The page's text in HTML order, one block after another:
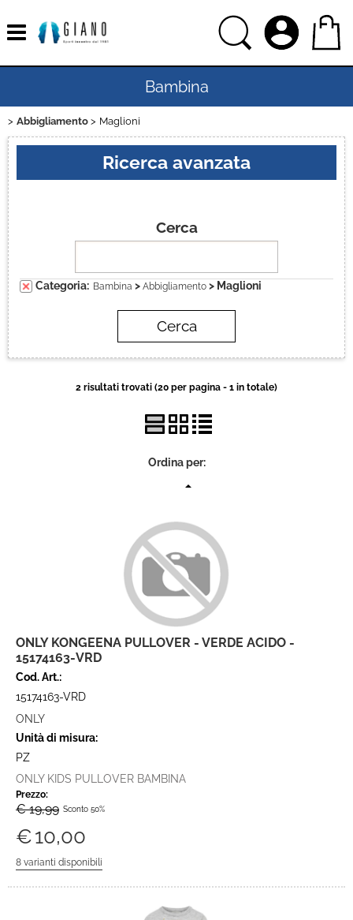
Uomo
Bambina
Sport
Ciclismo
Brand
Contatti
Abbigliamento Maglioni
Ricerca avanzata
Cerca
Categoria: Bambina > Abbigliamento > Maglioni
2 risultati trovati (20 per pagina - 1 in totale)
Ordina per:
ONLY KONGEENA PULLOVER - VERDE ACIDO -
15174163-VRD
Cod. Art.:
15174163-VRD
ONLY
Unità di misura:
PZ
ONLY KIDS PULLOVER BAMBINA
Prezzo:
€ 19,99 Sconto 50%
€10,00